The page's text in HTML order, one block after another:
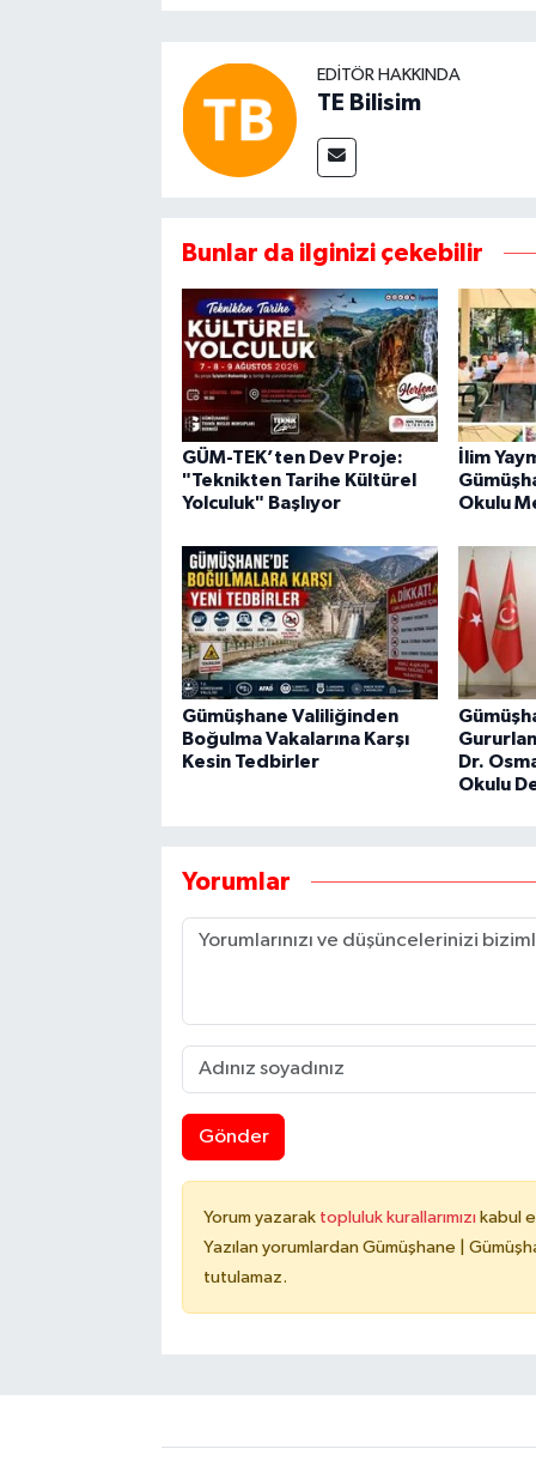
EDITÖR HAKKINDA
TE Bilisim
Bunlar da ilginizi çekebilir
GÜM-TEK’ten Dev Proje:
"Teknikten Tarihe Kültürel
Yolculuk" Başlıyor
İlim
Okulu
Gümüşhane Valiliğinden
Boğulma Vakalarına Karşı
Kesin Tedbirler
Dr.
Okulu
Yorumlar
Gönder
Yorum yazarak topluluk kurallarımızı kabul
Yazılan yorumlardan Gümüşhane |
tutulamaz.